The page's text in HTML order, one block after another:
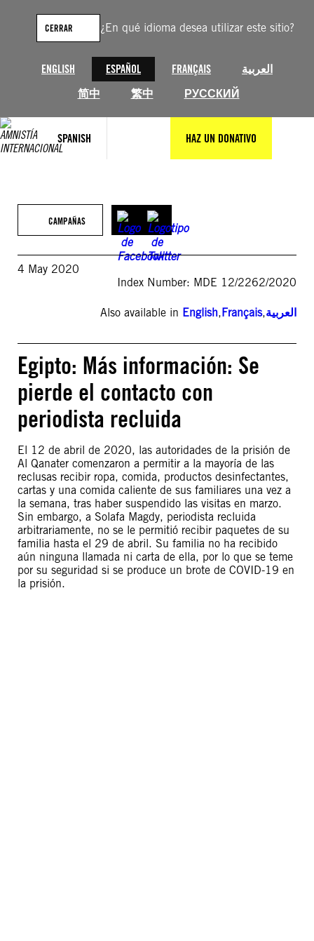
¿En qué idioma desea utilizar este sitio?
ENGLISH ESPAÑOL FRANÇAIS
العربية
简中
繁中 РУССКИЙ
CERRAR
SPANISH HAZ UN DONATIVO
contenido
CAMPAÑAS
4 May 2020
Index Number: MDE 12/2262/2020
Also available in English,Français,العربية
Egipto: Más información: Se
pierde el contacto con
periodista recluida
El 12 de abril de 2020, las autoridades de la prisión de
Al Qanater comenzaron a permitir a la mayoría de las
reclusas recibir ropa, comida, productos desinfectantes,
cartas y una comida caliente de sus familiares una vez a
la semana, tras haber suspendido las visitas en marzo.
Sin embargo, a Solafa Magdy, periodista recluida
arbitrariamente, no se le permitió recibir paquetes de su
familia hasta el 29 de abril. Su familia no ha recibido
aún ninguna llamada ni carta de ella, por lo que se teme
por su seguridad si se produce un brote de COVID-19 en
la prisión.